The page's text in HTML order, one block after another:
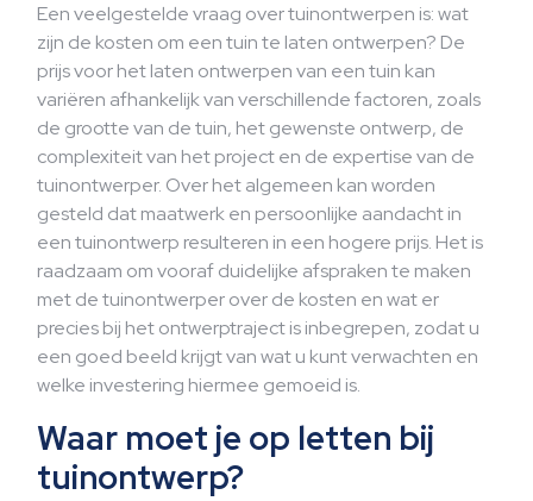
Een veelgestelde vraag over tuinontwerpen is: wat
zijn de kosten om een tuin te laten ontwerpen? De
prijs voor het laten ontwerpen van een tuin kan
variëren afhankelijk van verschillende factoren, zoals
de grootte van de tuin, het gewenste ontwerp, de
complexiteit van het project en de expertise van de
tuinontwerper. Over het algemeen kan worden
gesteld dat maatwerk en persoonlijke aandacht in
een tuinontwerp resulteren in een hogere prijs. Het is
raadzaam om vooraf duidelijke afspraken te maken
met de tuinontwerper over de kosten en wat er
precies bij het ontwerptraject is inbegrepen, zodat u
een goed beeld krijgt van wat u kunt verwachten en
welke investering hiermee gemoeid is.
Waar moet je op letten bij
tuinontwerp?